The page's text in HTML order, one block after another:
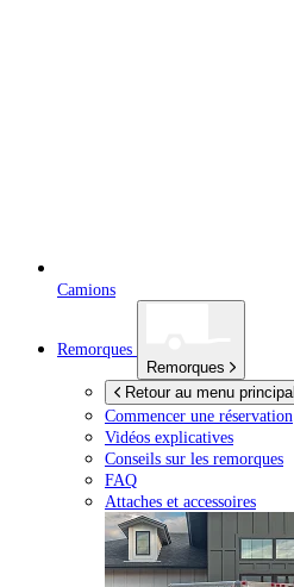
Camions
Remorques
Remorques
Retour au menu principal
Commencer une réservation
Vidéos explicatives
Conseils sur les remorques
FAQ
Attaches et accessoires